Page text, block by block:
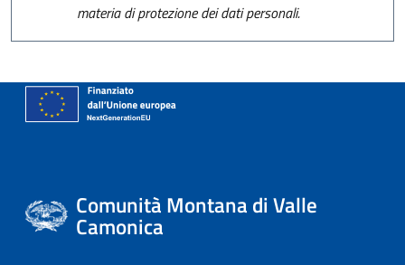
materia di protezione dei dati personali.
Comunità Montana di Valle
Camonica